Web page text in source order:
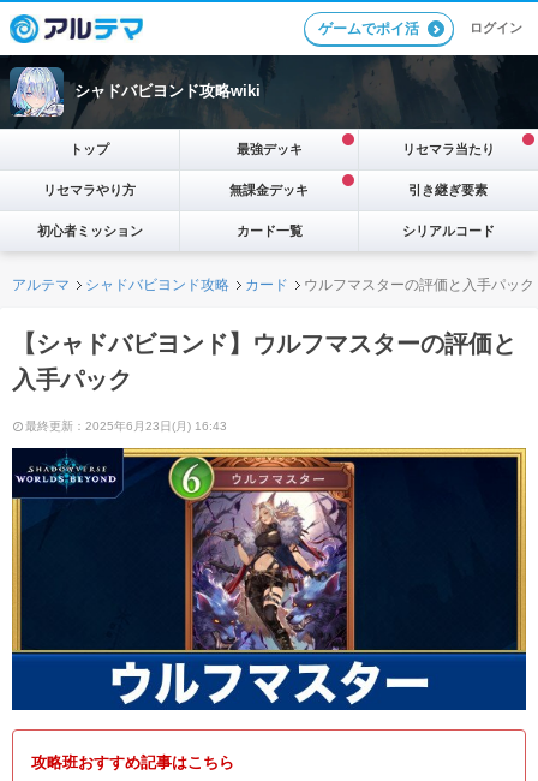
ゲームでポイ活 ログイン
シャドバビヨンド攻略wiki
トップ 最強デッキ リセマラ当たり
リセマラやり方 無課金デッキ 引き継ぎ要素
初心者ミッション カード一覧 シリアルコード
アルテマ シャドバビヨンド攻略 カード ウルフマスターの評価と入手パック
【シャドバビヨンド】ウルフマスターの評価と
入手パック
最終更新：2025年6月23日(月) 16:43
攻略班おすすめ記事はこちら